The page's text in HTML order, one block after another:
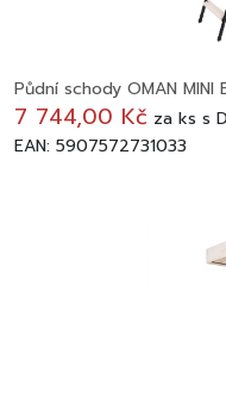
Půdní schody OMAN MINI
7 744,00 Kč za ks s
EAN: 5907572731033